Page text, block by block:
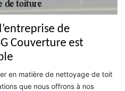
de
Couverture est
en matière de nettoyage de toit
que nous offrons à nos